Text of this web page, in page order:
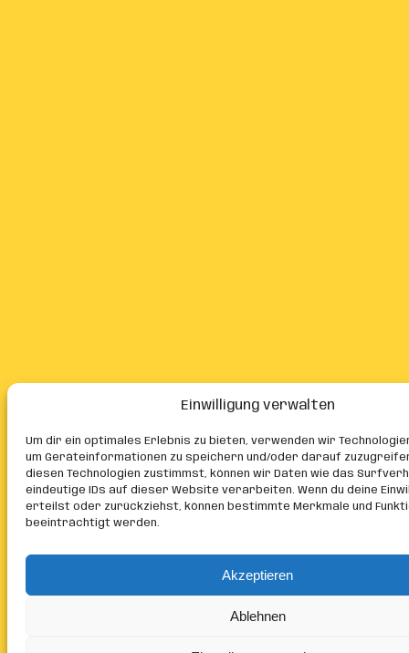
Einwilligung verwalten
Um dir ein optimales Erlebnis zu bieten, verwenden wir
um Geräteinformationen zu speichern und/oder darauf
diesen Technologien zustimmst, können wir Daten wie das
eindeutige IDs auf dieser Website verarbeiten. Wenn du deine
erteilst oder zurückziehst, können bestimmte Merkmale und
beeinträchtigt werden.
Akzeptieren
Ablehnen